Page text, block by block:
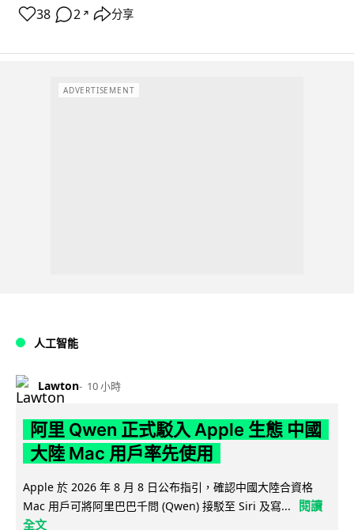
38 2 ↗ 分享
ADVERTISEMENT
人工智能
Lawton 10 小時
阿里 Qwen 正式駁入 Apple 生態 中國
大陸 Mac 用戶率先使用
Apple 於 2026 年 8 月 8 日公布指引，確認中國大陸合資格
Mac 用戶可將阿里巴巴千問 (Qwen) 接駁至 Siri 及寫...
閱讀
全文